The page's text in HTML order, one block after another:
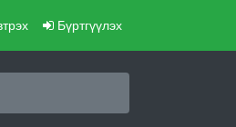
Бүртгүүлэх